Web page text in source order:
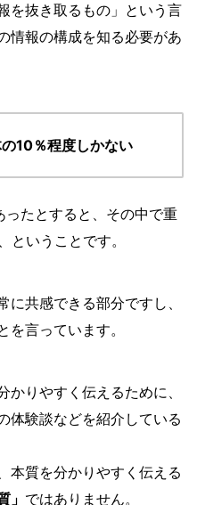
を抜き取るもの」という言
情報の構成を知る必要があ
10％程度しかない
たとすると、その中で重
ということです。
共感できる部分ですし、
言っています。
りやすく伝えるために、
体験談などを紹介している
本質を分かりやすく伝える
」 ではありません。